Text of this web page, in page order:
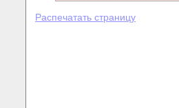
Распечатать страницу